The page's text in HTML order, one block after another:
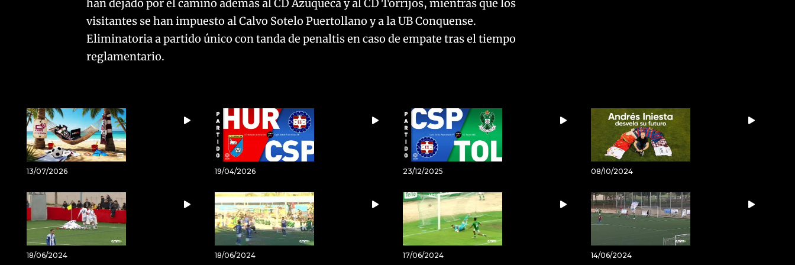
han dejado por el camino además al CD Azuqueca y al CD Torrijos, mientras que los
visitantes se han impuesto al Calvo Sotelo Puertollano y a la UB Conquense.
Eliminatoria a partido único con tanda de penaltis en caso de empate tras el tiempo
reglamentario.
13/07/2026 19/04/2026 23/12/2025 08/10/2024
18/06/2024 18/06/2024 17/06/2024 14/06/2024